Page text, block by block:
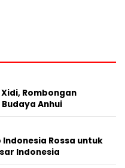
Rombongan
Anhui
Rossa untuk
Indonesia